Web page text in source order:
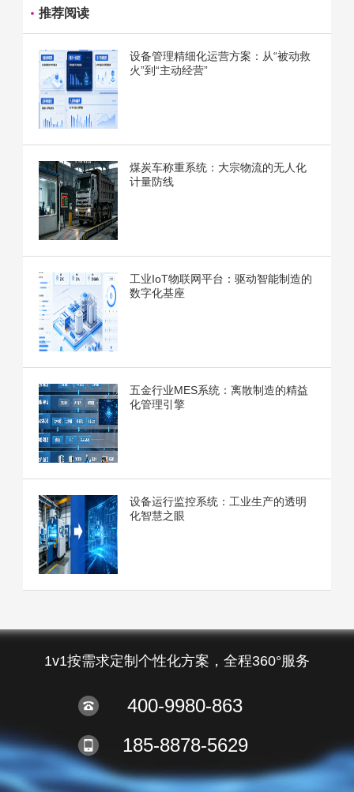
推荐阅读
设备管理精细化运营方案：从“被动救
火”到“主动经营”
煤炭车称重系统：大宗物流的无人化
计量防线
工业IoT物联网平台：驱动智能制造的
数字化基座
五金行业MES系统：离散制造的精益
化管理引擎
设备运行监控系统：工业生产的透明
化智慧之眼
1v1按需求定制个性化方案，全程360°服务
400-9980-863
185-8878-5629